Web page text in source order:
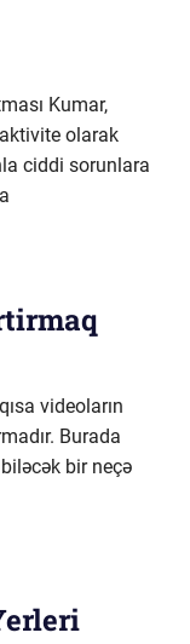
Kumar,
olarak
ciddi sorunlara
videoların
Burada
bir neçə